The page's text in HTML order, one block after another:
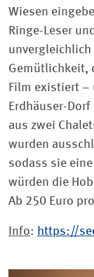
Wiesen
Ringe-Leser
Gemütlichkeit,
Film existiert –
Erdhäuser-
aus zwei
wurden
sodass sie
würden die
Ab 250 Euro
Info: https://